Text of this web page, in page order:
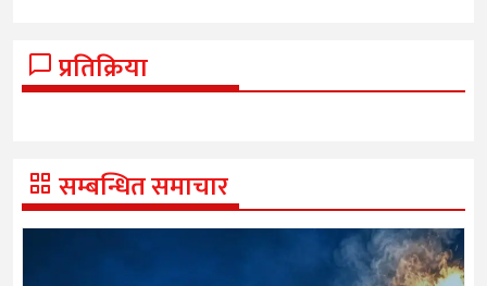
प्रतिक्रिया
सम्बन्धित समाचार